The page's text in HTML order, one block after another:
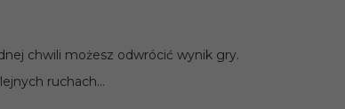
Cena rynkowa:54.99 PLN
chwili możesz odwrócić wynik gry.
ruchach…